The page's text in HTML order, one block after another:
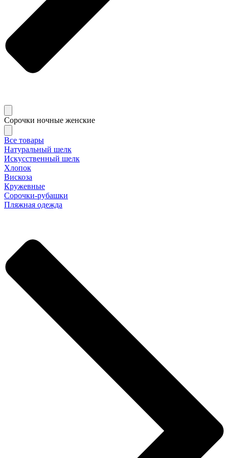
Сорочки ночные женские
Все товары
Натуральный шелк
Искусственный шелк
Хлопок
Вискоза
Кружевные
Сорочки-рубашки
Пляжная одежда